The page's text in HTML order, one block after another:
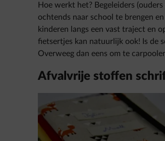
Hoe werkt het? Begeleiders
ochtends naar school te brengen
kinderen langs een vast traject en
fietsertjes kan natuurlijk ook! Is de
Overweeg dan eens om te
Afvalvrije stoffen